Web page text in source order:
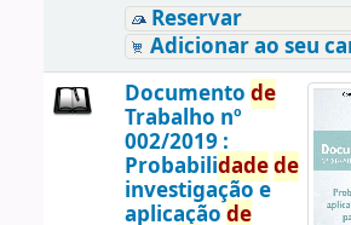
Reservar
Adicionar ao seu
Documento de
Trabalho nº
002/2019 :
Probabilidadede
investigação e
aplicação de